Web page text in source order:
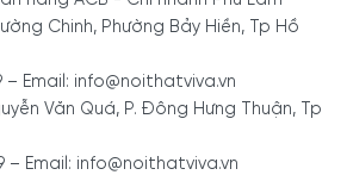
Chinh, Phường Bảy Hiền, Tp Hồ
– Email: info@noithatviva.vn
Văn Quá, P. Đông Hưng Thuận, Tp
– Email: info@noithatviva.vn